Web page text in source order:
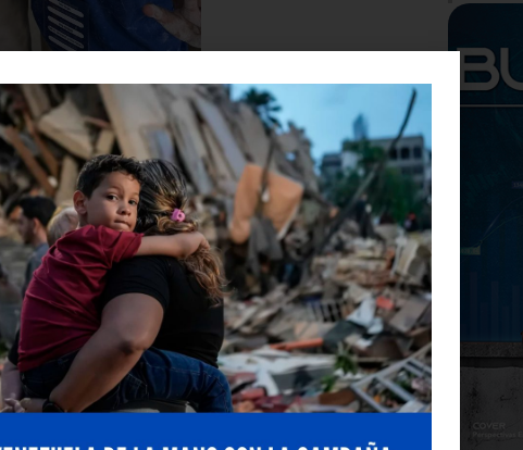
programación, para entretener y educar
productora de la reconocida marcaNatulac,
ofreció tres días de diversión y aprendizaje a
11 al 13 de agosto,buscó premiar a los más
y conocimiento.
expresó su satisfacción por el resultado de este
de sus colaboradores y sus familias.“Es
recibir a los hijos de los trabajadores, ese
muy completo que garantizó el cuidado,
aprendizaje